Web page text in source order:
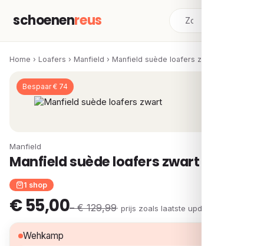
schoenenreus
Home › Loafers › Manfield › Manfield suède loafers zwart
Bespaar € 74
Manfield
Manfield suède loafers zwart
1 shop
€ 55,00– € 129,99· prijs zoals laatste update
Wehkamp